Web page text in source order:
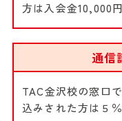
方は入会金10,000
通信
TAC金沢校の窓口
込みされた方は５％